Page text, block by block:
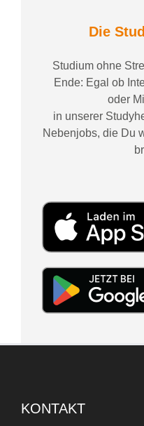
Die
Studium ohne
Ende: Egal ob
oder
in unserer
Nebenjobs, die Du
KONTAKT